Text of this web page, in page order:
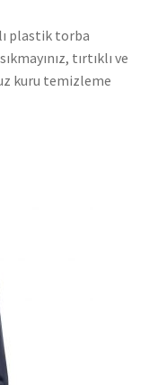
plastik torba
tırtıklı ve
kuru temizleme